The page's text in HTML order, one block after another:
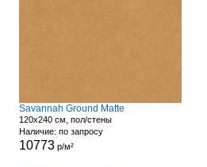
Savannah Ground Matte
120x240 см, пол/стены
Наличие: по запросу
10773р/м²